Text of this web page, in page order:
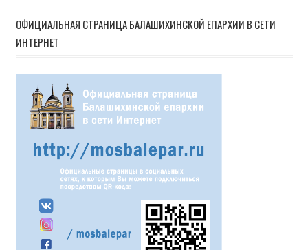
записям
ОФИЦИАЛЬНАЯ СТРАНИЦА БАЛАШИХИНСКОЙ ЕПАРХИИ В СЕТИ
ИНТЕРНЕТ